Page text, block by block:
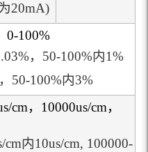
20mA)
0-100%
，50-100%内1%
50-100%内3%
cm，10000us/cm，
内10us/cm, 100000-